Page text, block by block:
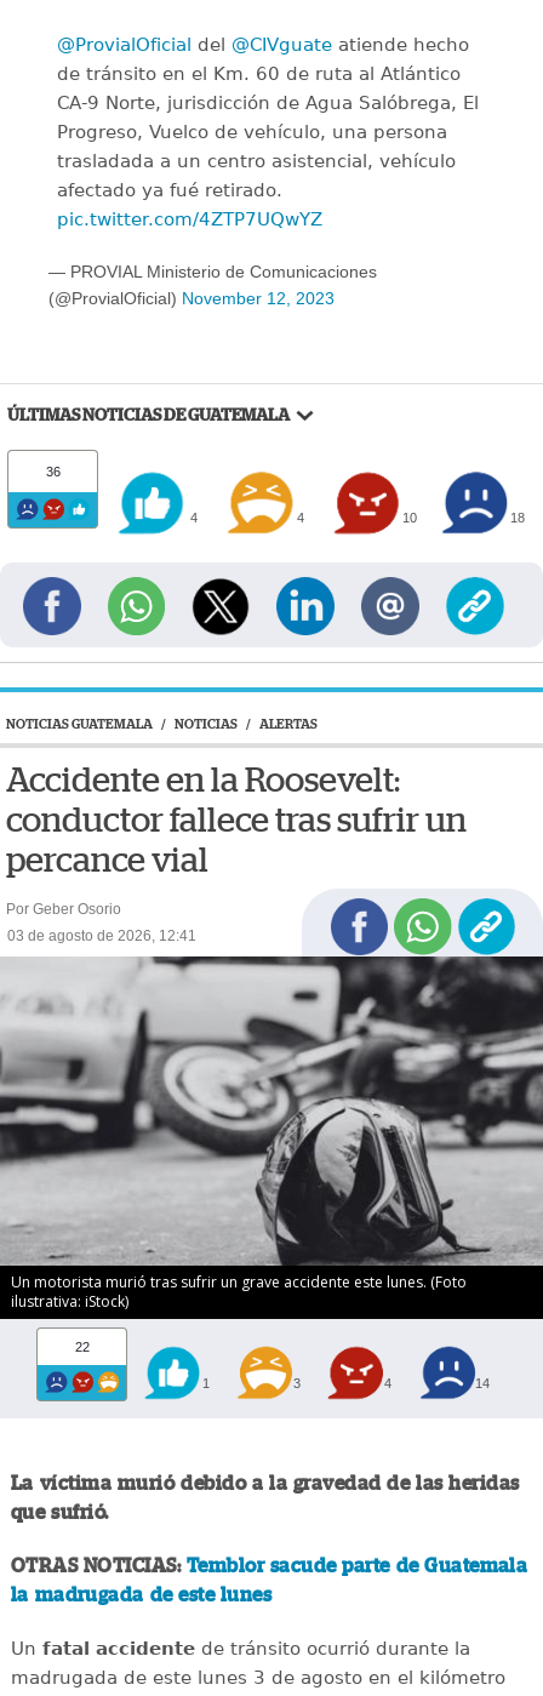
@ProvialOficial del @CIVguate atiende hecho
de tránsito en el Km. 60 de ruta al Atlántico
CA-9 Norte, jurisdicción de Agua Salóbrega, El
Progreso, Vuelco de vehículo, una persona
trasladada a un centro asistencial, vehículo
afectado ya fué retirado.
pic.twitter.com/4ZTP7UQwYZ
— PROVIAL Ministerio de Comunicaciones
(@ProvialOficial) November 12, 2023
ÚLTIMAS NOTICIAS DE GUATEMALA
36
4 4 10 18
NOTICIAS GUATEMALA / NOTICIAS / ALERTAS
Accidente en la Roosevelt:
conductor fallece tras sufrir un
percance vial
Por Geber Osorio
03 de agosto de 2026, 12:41
Un motorista murió tras sufrir un grave accidente este lunes. (Foto
ilustrativa: iStock)
22
1 3 4 14
La víctima murió debido a la gravedad de las heridas
que sufrió.
OTRAS NOTICIAS: Temblor sacude parte de Guatemala
la madrugada de este lunes
Un fatal accidentede tránsito ocurrió durante la
madrugada de este lunes 3 de agosto en el kilómetro